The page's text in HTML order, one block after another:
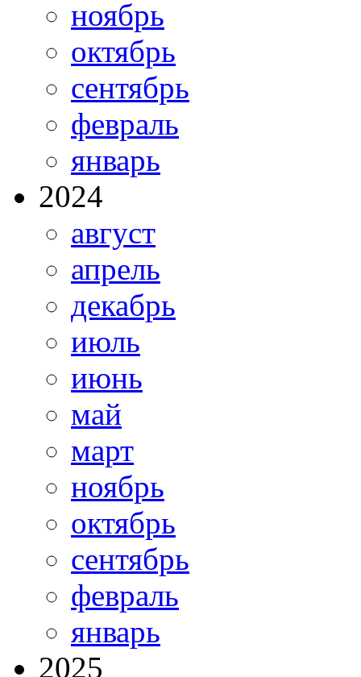
ноябрь
октябрь
сентябрь
февраль
январь
2024
август
апрель
декабрь
июль
июнь
май
март
ноябрь
октябрь
сентябрь
февраль
январь
2025